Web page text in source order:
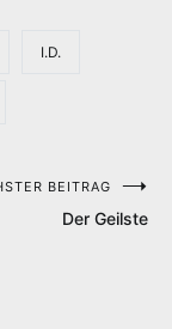
I.D.
BEITRAG
Der Geilste